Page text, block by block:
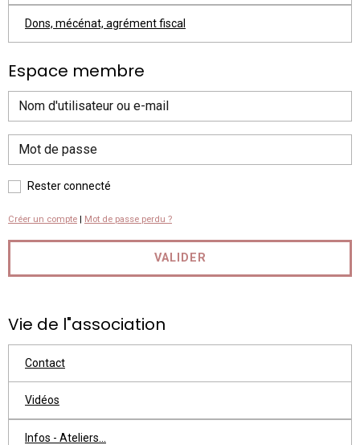
Dons, mécénat, agrément fiscal
Espace membre
Rester connecté
Créer un compte | Mot de passe perdu ?
VALIDER
Vie de l"association
Contact
Vidéos
Infos - Ateliers...